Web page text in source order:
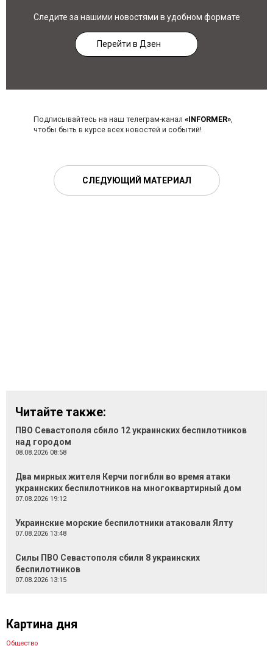
Следите за нашими новостями в удобном формате
Перейти в Дзен
Подписывайтесь на наш телеграм-канал «INFORMER»,
чтобы быть в курсе всех новостей и событий!
СЛЕДУЮЩИЙ МАТЕРИАЛ
Читайте также:
ПВО Севастополя сбило 12 украинских беспилотников
над городом
08.08.2026 08:58
Два мирных жителя Керчи погибли во время атаки
украинских беспилотников на многоквартирный дом
07.08.2026 19:12
Украинские морские беспилотники атаковали Ялту
07.08.2026 13:48
Силы ПВО Севастополя сбили 8 украинских
беспилотников
07.08.2026 13:15
Картина дня
Общество